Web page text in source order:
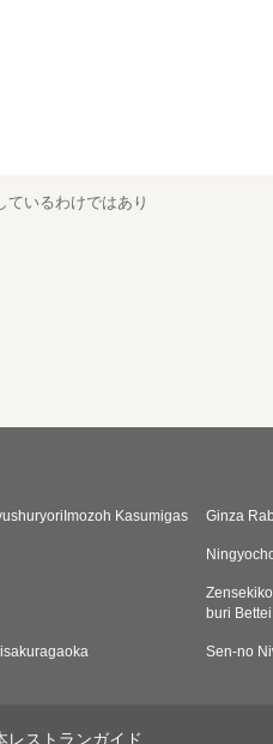
いるわけではあり
Kasumigas
Ginza
buri
Sen-no
レストランガイド